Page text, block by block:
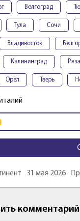
Волгоград
Тула Сочи
Владивосток
Калининград
Орёл Тверь
31 мая 2026
комментарий